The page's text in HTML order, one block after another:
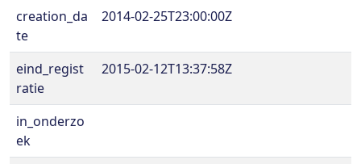
creation_da
te
2014-02-25T23:00:00Z
eind_regist
ratie
2015-02-12T13:37:58Z
in_onderzo
ek